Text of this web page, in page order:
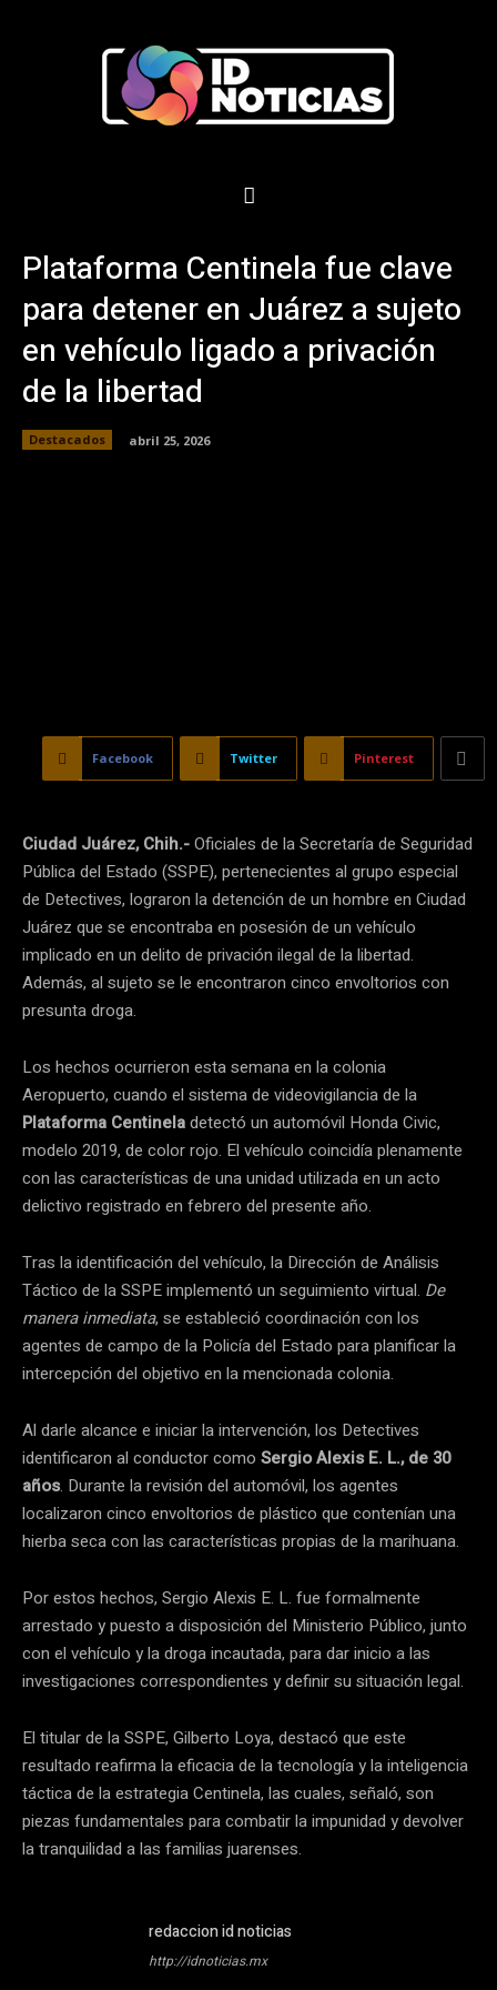
Plataforma Centinela fue clave
para detener en Juárez a sujeto
en vehículo ligado a privación
de la libertad
Destacados abril 25, 2026
Facebook Twitter Pinterest
Ciudad Juárez, Chih.-Oficiales de la Secretaría de Seguridad
Pública del Estado (SSPE), pertenecientes al grupo especial
de Detectives, lograron la detención de un hombre en Ciudad
Juárez que se encontraba en posesión de un vehículo
implicado en un delito de privación ilegal de la libertad.
Además, al sujeto se le encontraron cinco envoltorios con
presunta droga.
Los hechos ocurrieron esta semana en la colonia
Aeropuerto, cuando el sistema de videovigilancia de la
Plataforma Centineladetectó un automóvil Honda Civic,
modelo 2019, de color rojo. El vehículo coincidía plenamente
con las características de una unidad utilizada en un acto
delictivo registrado en febrero del presente año.
Tras la identificación del vehículo, la Dirección de Análisis
Táctico de la SSPE implementó un seguimiento virtual. De
manera inmediata, se estableció coordinación con los
agentes de campo de la Policía del Estado para planificar la
intercepción del objetivo en la mencionada colonia.
Al darle alcance e iniciar la intervención, los Detectives
identificaron al conductor como Sergio Alexis E. L., de 30
años. Durante la revisión del automóvil, los agentes
localizaron cinco envoltorios de plástico que contenían una
hierba seca con las características propias de la marihuana.
Por estos hechos, Sergio Alexis E. L. fue formalmente
arrestado y puesto a disposición del Ministerio Público, junto
con el vehículo y la droga incautada, para dar inicio a las
investigaciones correspondientes y definir su situación legal.
El titular de la SSPE, Gilberto Loya, destacó que este
resultado reafirma la eficacia de la tecnología y la inteligencia
táctica de la estrategia Centinela, las cuales, señaló, son
piezas fundamentales para combatir la impunidad y devolver
la tranquilidad a las familias juarenses.
redaccion id noticias
http://idnoticias.mx